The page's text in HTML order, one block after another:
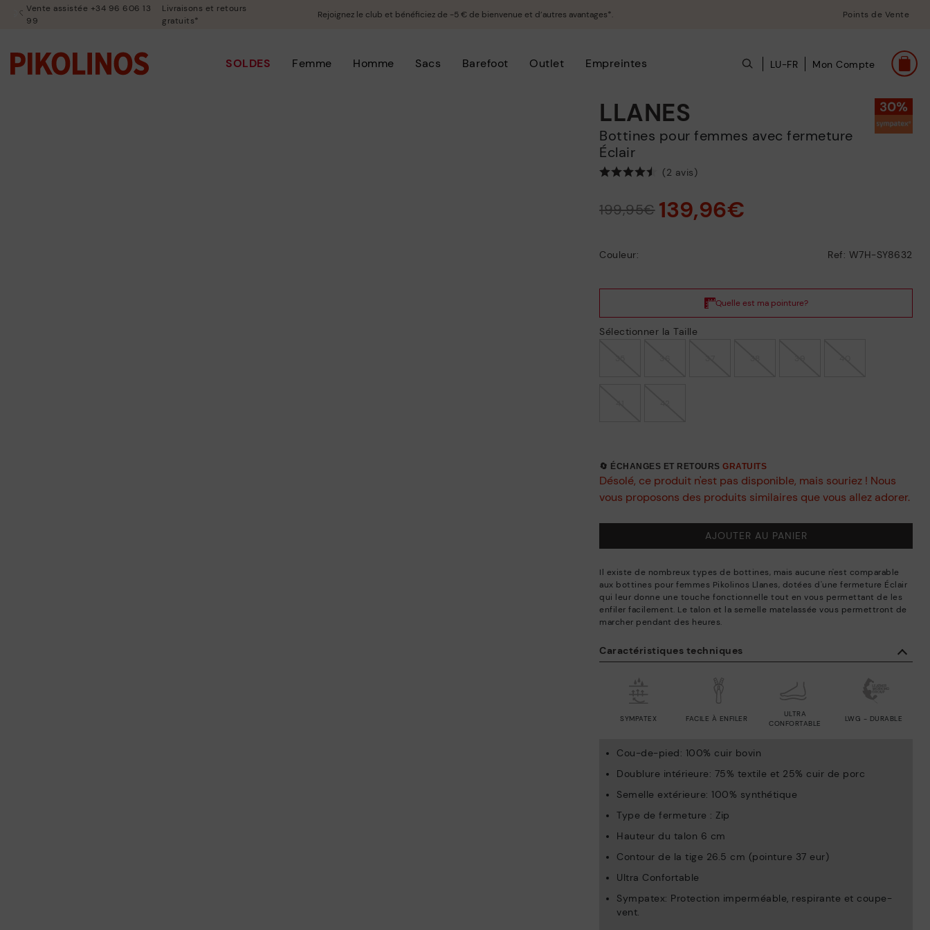
Vente assistée +34 96 606 13
99
Livraisons et retours
gratuits*
Rejoignez le club et bénéficiez de -5 € de bienvenue et d’autres avantages*. Points de Vente
SOLDES Femme Homme Sacs Barefoot Outlet Empreintes LU-FR Mon Compte
Caractéristiques techniques
FACILE À ENFILER
ULTRA
CONFORTABLE
LWG - DURABLE
SYMPATEX
Cou-de-pied: 100% cuir bovin
Doublure intérieure: 75% textile et 25% cuir de porc
Semelle extérieure: 100% synthétique
Type de fermeture : Zip
Hauteur du talon 6 cm
Contour de la tige 26.5 cm (pointure 37 eur)
Ultra Confortable
Sympatex: Protection imperméable, respirante et coupe-
vent.
LLANES
Bottines pour femmes avec fermeture
Éclair
(2 avis)
199,95€ 139,96€
Couleur: Ref: W7H-SY8632
Sélectionner la Taille
🔄 ÉCHANGES ET RETOURSGRATUITS
Désolé, ce produit n'est pas disponible, mais souriez ! Nous
vous proposons des produits similaires que vous allez adorer.
AJOUTER AU PANIER
Il existe de nombreux types de bottines, mais aucune n'est comparable
aux bottines pour femmes Pikolinos Llanes, dotées d'une fermeture Éclair
qui leur donne une touche fonctionnelle tout en vous permettant de les
enfiler facilement. Le talon et la semelle matelassée vous permettront de
marcher pendant des heures.